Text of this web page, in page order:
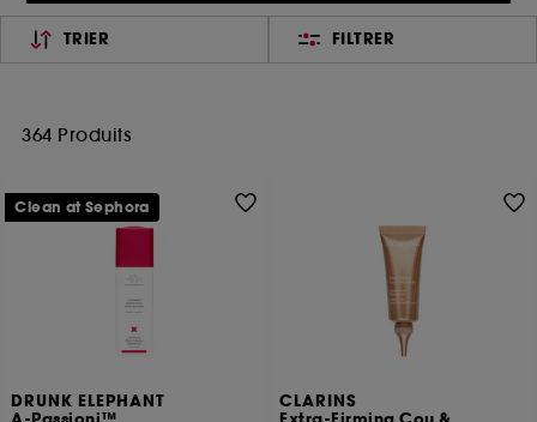
TRIER FILTRER
364 Produits
DRUNK ELEPHANT
Clean at Sephora
CLARINS